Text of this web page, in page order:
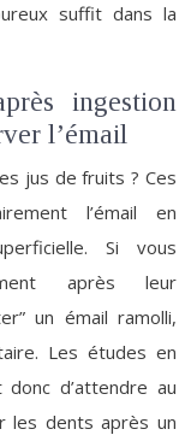
suffit dans la
ingestion
l’émail
jus de fruits ? Ces
l’émail en
Si vous
après leur
un émail ramolli,
Les études en
d’attendre au
les dents après un